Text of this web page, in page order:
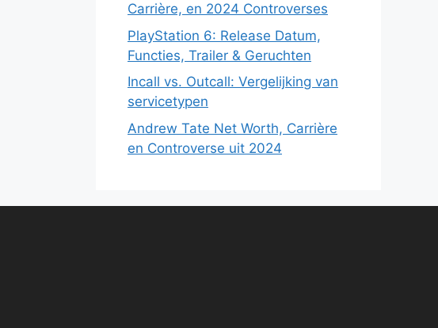
Carrière, en 2024 Controverses
PlayStation 6: Release Datum,
Functies, Trailer & Geruchten
Incall vs. Outcall: Vergelijking van
servicetypen
Andrew Tate Net Worth, Carrière
en Controverse uit 2024